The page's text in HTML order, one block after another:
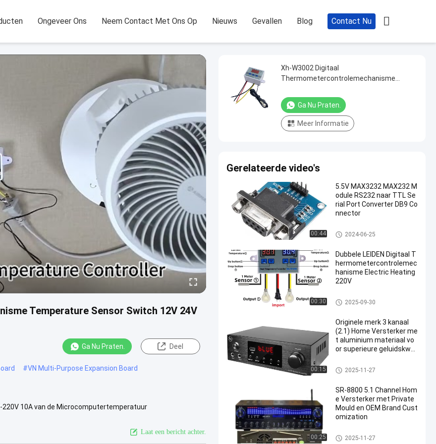
Ongeveer Ons Neem Contact Met Ons Op Nieuws Gevallen Blog Contact Nu 
Temperature Sensor Switch 12V 24V
Ga Nu Praten. Deel
#VN Multi-Purpose Expansion Board
220V 10A van de Microcomputertemperatuur
Laat een bericht achter.
Xh-W3002 Digitaal
Thermometercontrolemechanisme
110V-220V
Ga Nu Praten.
Meer Informatie
Gerelateerde video's
00:44
5.5V MAX3232 MAX232 M
odule RS232 naar TTL Se
rial Port Converter DB9 Co
nnector
ontwikkelingsraad
2024-06-25
00:30
Dubbele LEIDEN Digitaal T
hermometercontrolemec
hanisme Electric Heating
220V
ontwikkelingsraad
2025-09-30
00:15
Originele merk 3 kanaal
(2.1) Home Versterker me
t aluminium materiaal vo
or superieure geluidskwali
Huisversterker
2025-11-27
00:25
SR-8800 5.1 Channel Hom
e Versterker met Private
Mould en OEM Brand Cust
omization
Huisversterker
2025-11-27